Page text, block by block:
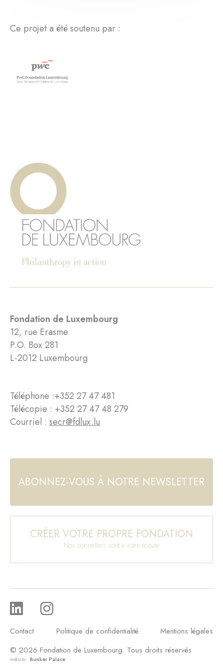
Ce projet a été soutenu par :
Fondation de Luxembourg
12, rue Erasme
P.O. Box 281
L-2012 Luxembourg
Téléphone :+352 27 47 481
Télécopie : +352 27 47 48 279
Courriel : secr@fdlux.lu
ABONNEZ-VOUS À NOTRE NEWSLETTER
CRÉER VOTRE PROPRE FONDATION
Nos conseillers sont à votre écoute
Contact Politique de confidentialité
Mentions légales
© 2026 Fondation de Luxembourg. Tous droits réservés
website : Bunker Palace